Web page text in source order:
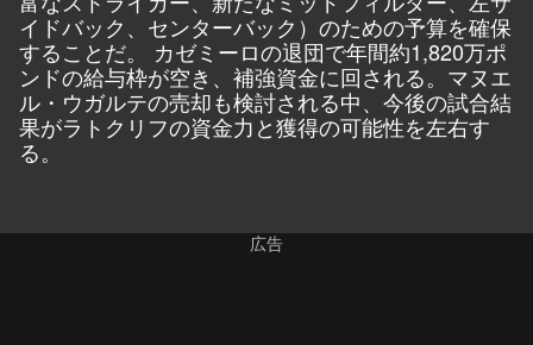
イドバック、センターバック）のための予算を確保
することだ。 カゼミーロの退団で年間約1,820万ポ
ンドの給与枠が空き、補強資金に回される。マヌエ
ル・ウガルテの売却も検討される中、今後の試合結
果がラトクリフの資金力と獲得の可能性を左右す
る。